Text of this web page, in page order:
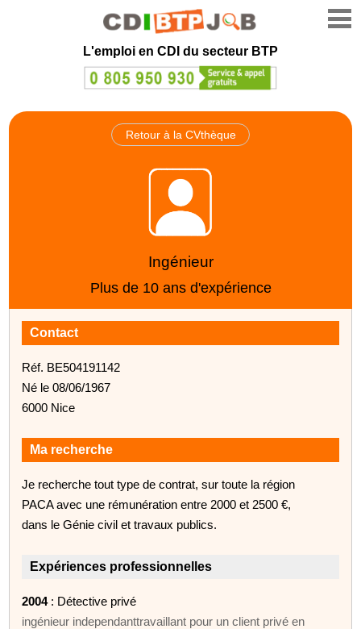
L'emploi en CDI du secteur BTP
Retour à la CVthèque
Ingénieur
Plus de 10 ans d'expérience
Contact
Réf. BE504191142
Né le 08/06/1967
6000 Nice
Ma recherche
Je recherche tout type de contrat, sur toute la région
PACA avec une rémunération entre 2000 et 2500 €,
dans le Génie civil et travaux publics.
Expériences professionnelles
2004: Détective privé
ingénieur independanttravaillant pour un client privé en